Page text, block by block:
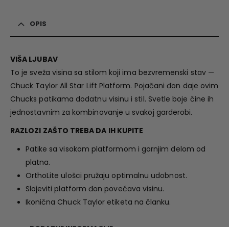
OPIS
VIŠA LJUBAV
To je sveža visina sa stilom koji ima bezvremenski stav —
Chuck Taylor All Star Lift Platform. Pojačani đon daje ovim
Chucks patikama dodatnu visinu i stil. Svetle boje čine ih
jednostavnim za kombinovanje u svakoj garderobi.
RAZLOZI ZAŠTO TREBA DA IH KUPITE
Patike sa visokom platformom i gornjim delom od
platna.
OrthoLite ulošci pružaju optimalnu udobnost.
Slojeviti platform đon povećava visinu.
Ikonična Chuck Taylor etiketa na članku.